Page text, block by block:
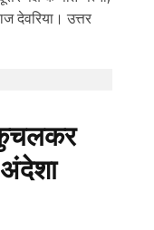
देवरिया। उत्तर